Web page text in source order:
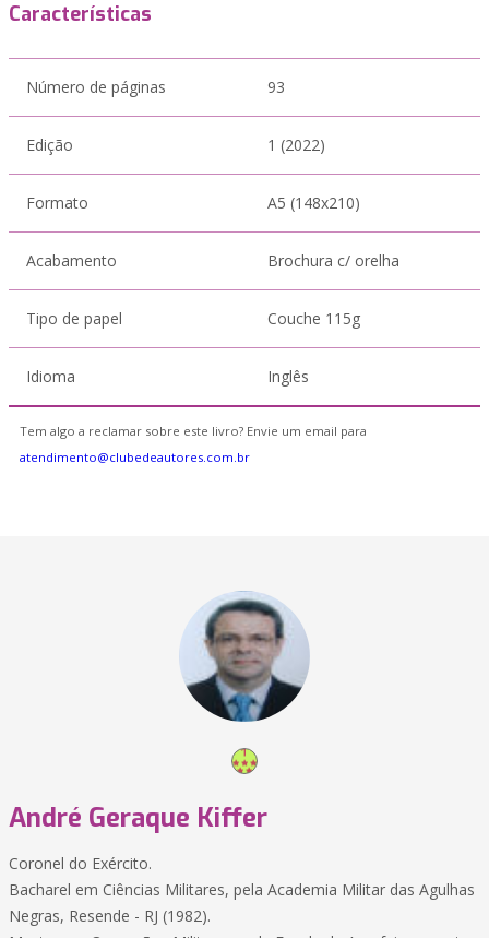
Características
Número de páginas 93
Edição 1 (2022)
Formato A5 (148x210)
Acabamento Brochura c/ orelha
Tipo de papel Couche 115g
Idioma Inglês
Tem algo a reclamar sobre este livro? Envie um email para
atendimento@clubedeautores.com.br
André Geraque Kiffer
Coronel do Exército.
Bacharel em Ciências Militares, pela Academia Militar das Agulhas
Negras, Resende - RJ (1982).